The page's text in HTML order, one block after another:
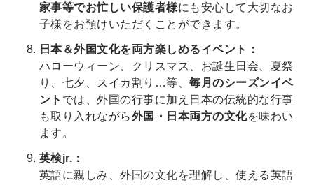
家事等でお忙しい保護者様にも安心して大切なお
子様をお預けいただくことができます。
日本＆外国文化を両方楽しめるイベント：
ハローウィーン、クリスマス、お誕生日会、夏祭
り、七夕、スイカ割り…等、毎月のシーズンイベ
ント では、外国の行事に加え日本の伝統的な行事
も取り入れながら外国・日本両方の文化を味わい
ます。
英検jr.：
英語に親しみ、外国の文化を理解し、使える英語